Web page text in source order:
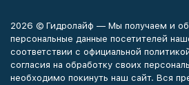
2026 © Гидролайф — Мы получаем и
персональные данные посетителей
соответствии с официальной
согласия на обработку своих
необходимо покинуть наш сайт. Вся